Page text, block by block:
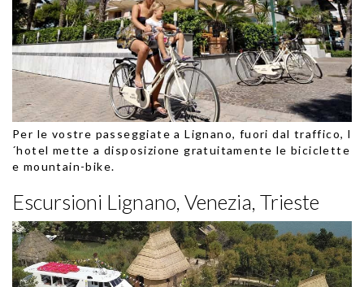
Per le vostre passeggiate a Lignano, fuori dal traffico, l
´hotel mette a disposizione gratuitamente le biciclette
e mountain-bike.
Escursioni Lignano, Venezia, Trieste